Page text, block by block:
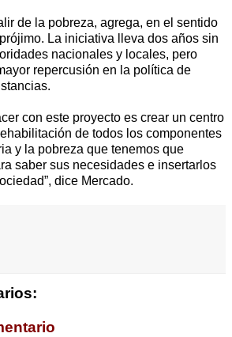
de la pobreza, agrega, en el sentido
La iniciativa lleva dos años sin
nacionales y locales, pero
repercusión en la política de
con este proyecto es crear un centro
de todos los componentes
y la pobreza que tenemos que
saber sus necesidades e insertarlos
dice Mercado.